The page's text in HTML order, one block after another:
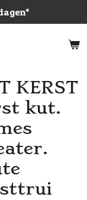
KERST
kut.